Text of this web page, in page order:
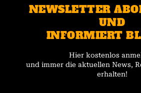
NEWSLETTER
UND
INFORMIERT
Hier kostenlos
und immer die aktuellen News,
erhalten!